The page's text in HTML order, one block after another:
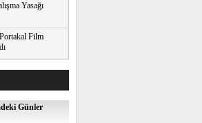
Yasağı
Film
Günler